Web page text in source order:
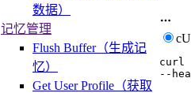
数据）
记忆管理
Flush Buffer（生成记
忆）
Get User Profile（获取
curl
--